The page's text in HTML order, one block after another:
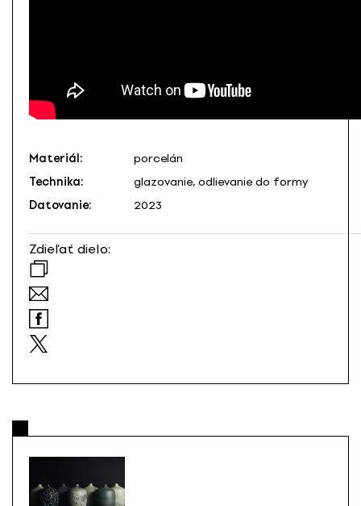
Materiál:
porcelán
Technika:
glazovanie, odlievanie do formy
Datovanie:
2023
Zdieľať dielo: